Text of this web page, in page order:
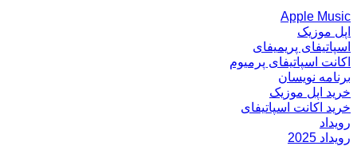
Apple Music
اپل موزیک
اسپاتیفای پریمیفای
اکانت اسپاتیفای پرمیوم
برنامه نویسان
خرید اپل موزیک
خرید اکانت اسپاتیفای
رویداد
رویداد 2025